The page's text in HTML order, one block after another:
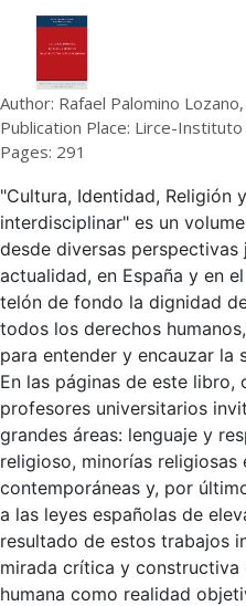
Author: Rafael Palomino
Publication Place: Lirce-
Pages: 291
"Cultura, Identidad, Religión
interdisciplinar" es un
desde diversas
actualidad, en España y en
telón de fondo la dignidad
todos los derechos
para entender y encauzar la
En las páginas de este
profesores universitarios
grandes áreas: lenguaje y
religioso, minorías religiosas
contemporáneas y, por
a las leyes españolas de
resultado de estos trabajos
mirada crítica y
humana como realidad